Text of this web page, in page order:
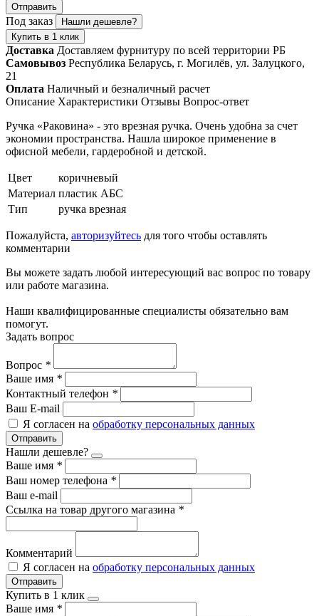
Отправить
Под заказ
Нашли дешевле?
Купить в 1 клик
Доставка Доставляем фурнитуру по всей территории РБ
Самовывоз Республика Беларусь, г. Могилёв, ул. Залуцкого,
21
Оплата Наличный и безналичный расчет
Описание Характеристики Отзывы Вопрос-ответ
Ручка «Раковина» - это врезная ручка. Очень удобна за счет
экономии пространства. Нашла широкое применение в
офисной мебели, гардеробной и детской.
Цвет
коричневый
Материал пластик АБС
Тип
ручка врезная
Пожалуйста, авторизуйтесь для того чтобы оставлять
комментарии
Вы можете задать любой интересующий вас вопрос по товару
или работе магазина.
Наши квалифицированные специалисты обязательно вам
помогут.
Задать вопрос
Вопрос *
Ваше имя *
Контактный телефон *
Ваш E-mail
Я согласен на обработку персональных данных
Отправить
Нашли дешевле?
Ваше имя *
Ваш номер телефона *
Ваш e-mail
Ссылка на товар другого магазина *
Комментарий
Я согласен на обработку персональных данных
Отправить
Купить в 1 клик
Ваше имя *